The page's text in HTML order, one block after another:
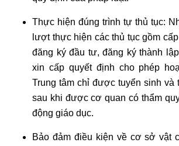
Thực hiện đúng trình tự thủ tục:
lượt thực hiện các thủ tục gồm
đăng ký đầu tư, đăng ký thành
xin cấp quyết định cho phép
Trung tâm chỉ được tuyển sinh và
sau khi được cơ quan có thẩm
động giáo dục.
Bảo đảm điều kiện về cơ sở vật